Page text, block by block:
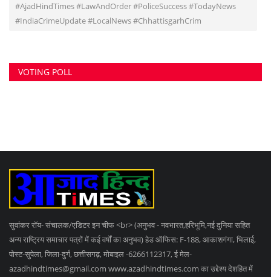
#AjadHindTimes #LawAndOrder #PoliceSuccess #TodayNews
#IndiaCrimeUpdate #LocalNews #ChhattisgarhCrim
VOTING POLL
सुवांकर रॉय- संचालक/एडिटर इन चीफ <br> (अनुभव - नवभारत,हरिभूमि,नई दुनिया सहित
अन्य राष्ट्रिय समाचार पत्रों में कई वर्षों का अनुभव) हेड ऑफिस: F-188, आकाशगंगा, भिलाई,
पोस्ट-सुपेला, जिला-दुर्ग, छत्तीसगढ़, मोबाइल -6266112317, ई मेल-
azadhindtimes@gmail.com www.azadhindtimes.com का उद्देश्य देशहित में